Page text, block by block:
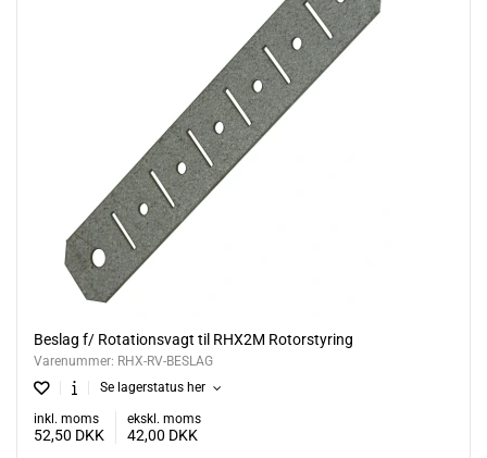
Beslag f/ Rotationsvagt til RHX2M Rotorstyring
Varenummer: RHX-RV-BESLAG
Se lagerstatus her
inkl. moms
52,50 DKK
ekskl. moms
42,00 DKK